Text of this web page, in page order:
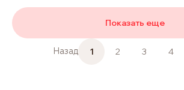
Показать еще
Назад 1 2 3 4